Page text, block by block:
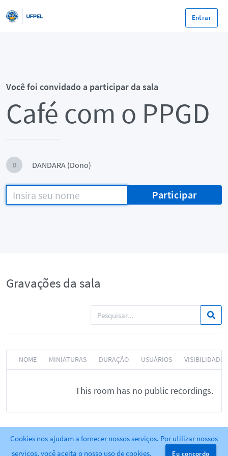
Entrar
Você foi convidado a participar da sala
Café com o PPGD
D DANDARA (Dono)
Participar
Gravações da sala
NOME MINIATURAS DURAÇÃO USUÁRIOS VISIBILIDADE
This room has no public recordings.
Powered by Greenlight . release-2.9.1
Cookies nos ajudam a fornecer nossos serviços. Por utilizar nossos
serviços, você aceita o nosso uso de cookies.
Eu concordo